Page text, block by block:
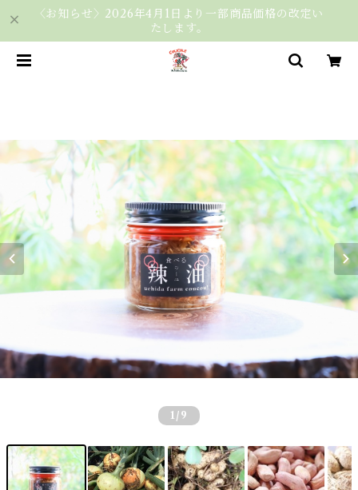
〈お知らせ〉2026年4月1日より一部商品価格の改定い
たします。
1 /9